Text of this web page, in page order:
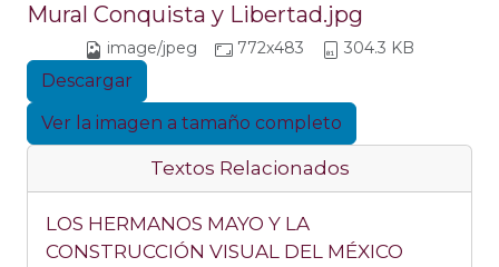
Mural Conquista y Libertad.jpg
image/jpeg 772x483 304.3 KB
Descargar
Ver la imagen a tamaño completo
Textos Relacionados
LOS HERMANOS MAYO Y LA
CONSTRUCCIÓN VISUAL DEL MÉXICO